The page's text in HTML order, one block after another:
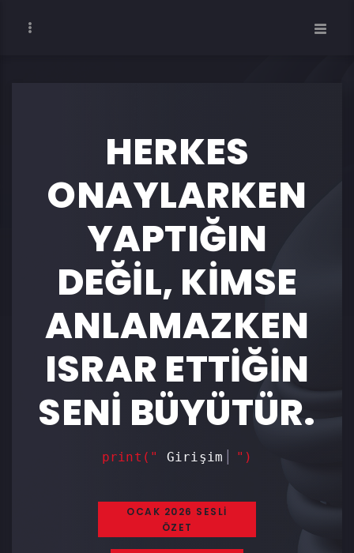
HERKES
ONAYLARKEN
YAPTIĞIN
DEĞİL, KİMSE
ANLAMAZKEN
ISRAR ETTİĞİN
SENİ BÜYÜTÜR.
print(" İn ")
OCAK 2026 SESLİ
ÖZET